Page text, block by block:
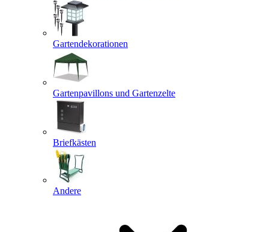
Gartendekorationen
Gartenpavillons und Gartenzelte
Briefkästen
Andere